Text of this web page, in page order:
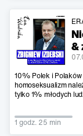
&
10% Polek i
homoseksualizm
tylko 1% młodych
1 godz. 25 min